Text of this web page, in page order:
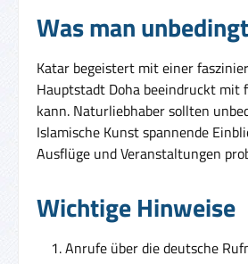
Was man
Katar begeistert mit einer
Hauptstadt Doha beeindruckt mit
kann. Naturliebhaber sollten
Islamische Kunst spannende
Ausflüge und Veranstaltungen
Wichtige Hinweise
Anrufe über die deutsche